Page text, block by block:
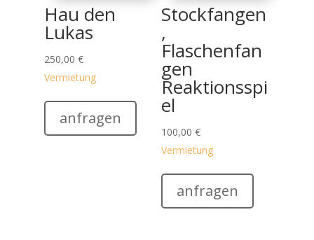
Hau den
Lukas
250,00 €
Vermietung
anfragen
Stockfangen
,
Flaschenfan
gen
Reaktionsspi
el
100,00€
Vermietung
anfragen